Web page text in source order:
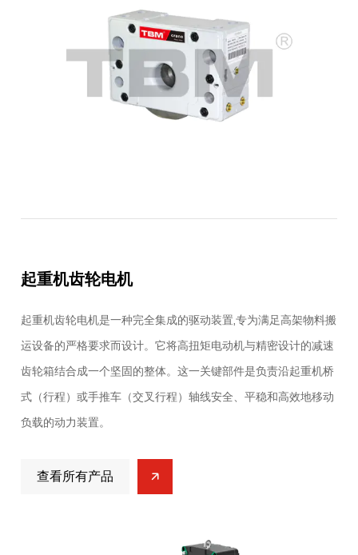
起重机齿轮电机
起重机齿轮电机是一种完全集成的驱动装置,专为满足高架物料搬
运设备的严格要求而设计。它将高扭矩电动机与精密设计的减速
齿轮箱结合成一个坚固的整体。这一关键部件是负责沿起重机桥
式（行程）或手推车（交叉行程）轴线安全、平稳和高效地移动
负载的动力装置。
查看所有产品